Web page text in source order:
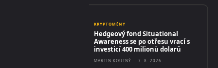
KRYPTOMĚNY
Hedgeový fond Situational
Awareness se po otřesu vrací s
investicí 400 milionů dolarů
MARTIN KOUTNÝ - 7. 8. 2026